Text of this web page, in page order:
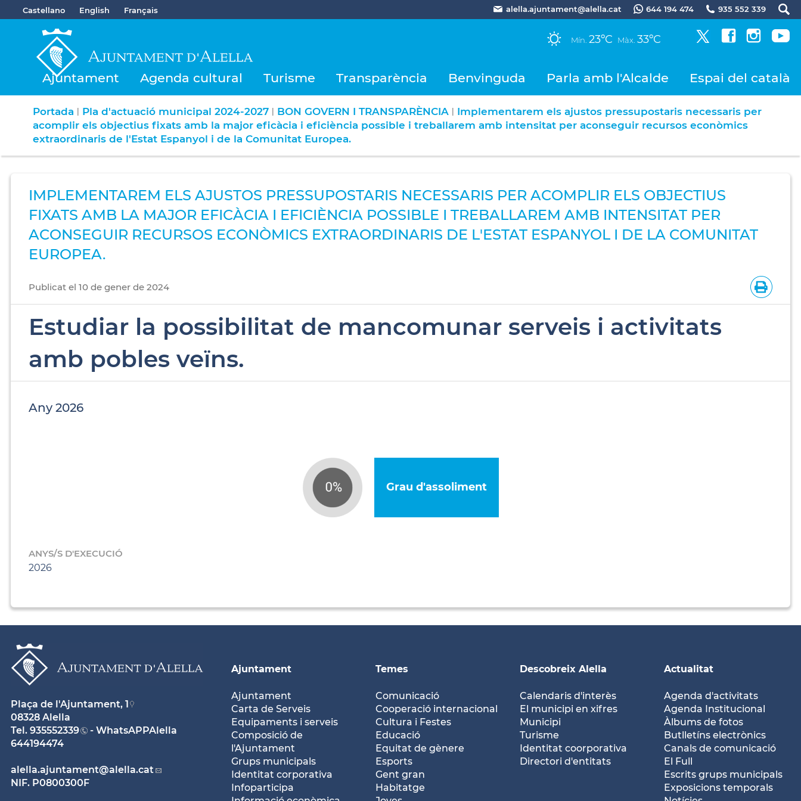
Castellano English Français alella.ajuntament@alella.cat 644 194 474 935 552 339
Mín. 23ºC Màx. 33ºC
Ajuntament Agenda cultural Turisme Transparència Benvinguda Parla amb l'Alcalde Espai del català
Portada | Pla d'actuació municipal 2024-2027 | BON GOVERN I TRANSPARÈNCIA | Implementarem els ajustos pressupostaris necessaris per
acomplir els objectius fixats amb la major eficàcia i eficiència possible i treballarem amb intensitat per aconseguir recursos econòmics
extraordinaris de l'Estat Espanyol i de la Comunitat Europea.
IMPLEMENTAREM ELS AJUSTOS PRESSUPOSTARIS NECESSARIS PER ACOMPLIR ELS OBJECTIUS
FIXATS AMB LA MAJOR EFICÀCIA I EFICIÈNCIA POSSIBLE I TREBALLAREM AMB INTENSITAT PER
ACONSEGUIR RECURSOS ECONÒMICS EXTRAORDINARIS DE L'ESTAT ESPANYOL I DE LA COMUNITAT
EUROPEA.
Publicat el 10 de gener de 2024
Estudiar la possibilitat de mancomunar serveis i activitats
amb pobles veïns.
Any 2026
Grau d'assoliment
ANYS/S D'EXECUCIÓ
2026
Ajuntament
Ajuntament
Carta de Serveis
Equipaments i serveis
Composició de
l'Ajuntament
Grups municipals
Identitat corporativa
Infoparticipa
Temes
Comunicació
Cooperació internacional
Cultura i Festes
Educació
Equitat de gènere
Esports
Gent gran
Habitatge
Descobreix Alella
Calendaris d'interès
El municipi en xifres
Municipi
Turisme
Identitat coorporativa
Directori d'entitats
Actualitat
Agenda d'activitats
Agenda Institucional
Àlbums de fotos
Butlletíns electrònics
Canals de comunicació
El Full
Escrits grups municipals
Exposicions temporals
Plaça de l'Ajuntament, 1
08328 Alella
Tel. 935552339
- WhatsAPPAlella
644194474
alella.ajuntament@alella.cat
NIF. P0800300F